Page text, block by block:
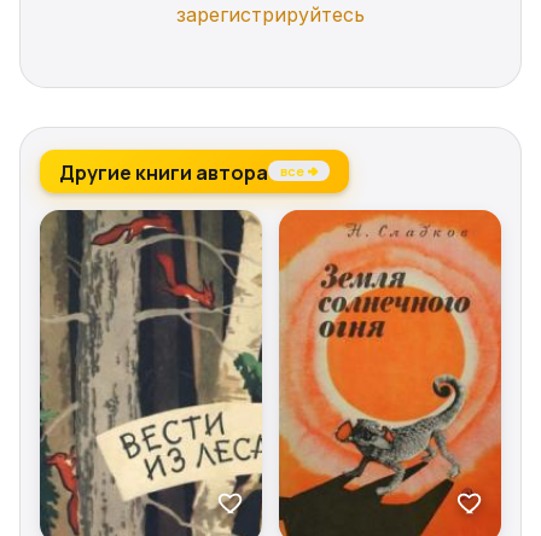
зарегистрируйтесь
Другие книги автора все →